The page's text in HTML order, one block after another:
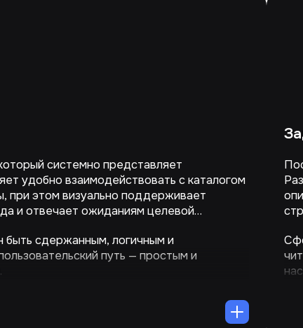
системно представляет
удобно взаимодействовать с каталогом
при этом визуально поддерживает
и отвечает ожиданиям целевой
сдержанным, логичным и
путь — простым и